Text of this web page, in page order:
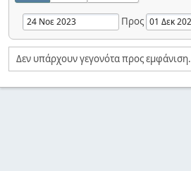
Προς
Δεν υπάρχουν γεγονότα προς εμφάνιση.